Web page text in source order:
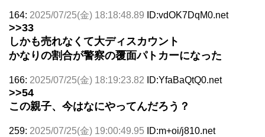
164: 2025/07/25(金) 18:18:48.89 ID:vdOK7DqM0.net
>>33
しかも売れなくて大ディスカウント
かなりの割合が警察の覆面パトカーになった
166: 2025/07/25(金) 18:19:23.82 ID:YfaBaQtQ0.net
>>54
この親子、今はなにやってんだろう？
259: 2025/07/25(金) 19:00:49.95 ID:m+oi/j810.net